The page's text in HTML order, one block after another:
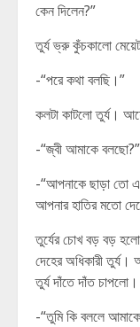
কেন দিলেন?”
তুর্য ভ্রু কুঁচকালো
-“পরে কথা বলছি।”
কলটা কাটলো তুর্য।
-“জ্বী আমাকে বলছো?”
-“আপনাকে ছাড়া তো
আপনার হাতির মতো
তুর্যের চোখ বড় বড়
দেহের অধিকারী
তুর্য দাঁতে দাঁত
-“তুমি কি বললে